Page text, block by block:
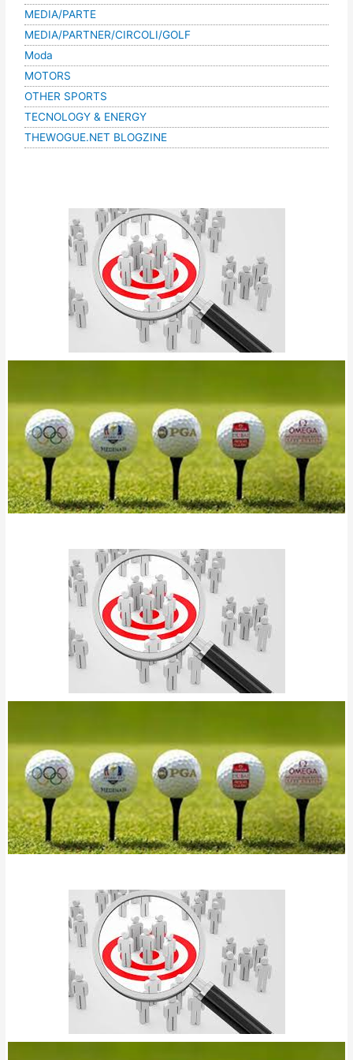
MEDIA/PARTE
MEDIA/PARTNER/CIRCOLI/GOLF
Moda
MOTORS
OTHER SPORTS
TECNOLOGY & ENERGY
THEWOGUE.NET BLOGZINE